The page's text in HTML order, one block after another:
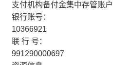
支付机构备付金集中存管账户
银行账号：
10366921
联 行 号：
991290000697